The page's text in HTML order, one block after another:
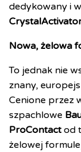
dedykowany i
Nowa, żelowa
To jednak nie
znany,
Cenione przez
szpachlowe
ProContactod
żelowej